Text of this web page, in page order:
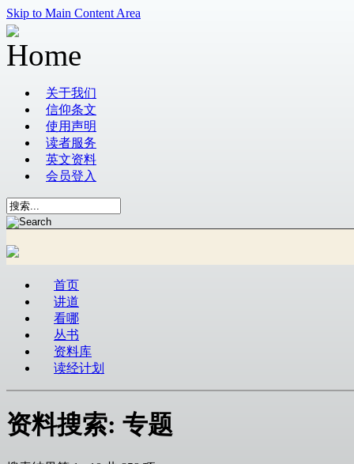
Skip to Main Content Area
关于我们
信仰条文
使用声明
读者服务
英文资料
会员登入
首页
讲道
看哪
丛书
资料库
读经计划
资料搜索: 专题